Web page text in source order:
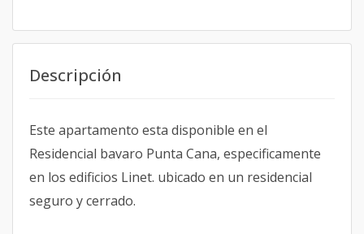
Descripción
Este apartamento esta disponible en el
Residencial bavaro Punta Cana, especificamente
en los edificios Linet. ubicado en un residencial
seguro y cerrado.